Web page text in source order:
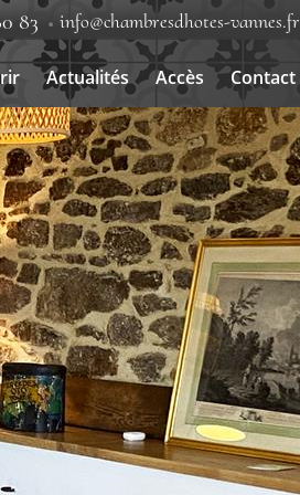
83 info@chambresdhotes-vannes.fr
Actualités Accès Contact